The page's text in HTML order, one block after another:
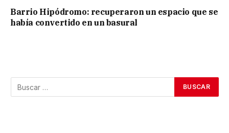
Barrio Hipódromo: recuperaron un espacio que se
había convertido en un basural